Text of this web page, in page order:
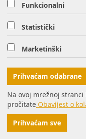
03.07.2024. Planirani
03.07.2024. Planirani
03.07.2024. Planirani
03.07.2024. Planirani
03.07.2024. -
Funkcionalni
Statistički
Marketinški
Prihvaćam odabrane
Na ovoj mrežnoj stranci
pročitate Obavijest o
Prihvaćam sve